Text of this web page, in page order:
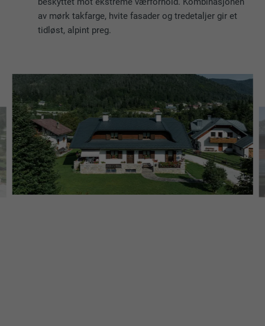
av mørk takfarge, hvite fasader og tredetaljer gir et
tidløst, alpint preg.